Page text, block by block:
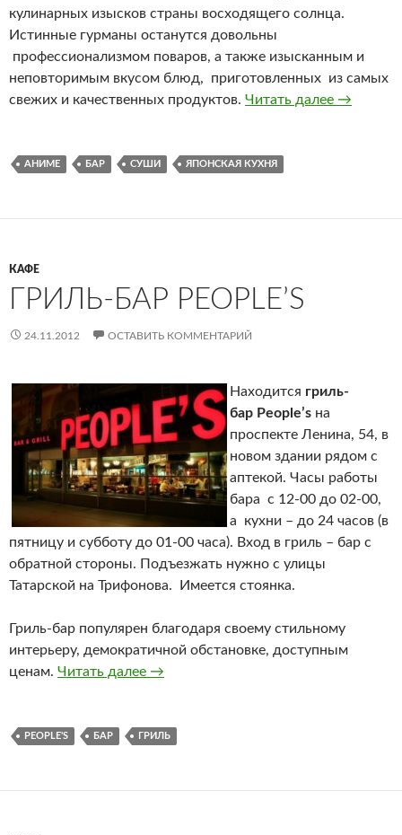
кулинарных изысков страны восходящего солнца.
Истинные гурманы останутся довольны
профессионализмом поваров, а также изысканным и
неповторимым вкусом блюд, приготовленных из самых
свежих и качественных продуктов. Читать далее Суши-
→
АНИМЕ БАР СУШИ ЯПОНСКАЯ КУХНЯ
КАФЕ
ГРИЛЬ-БАР PEOPLE’S
24.11.2012 ОСТАВИТЬ КОММЕНТАРИЙ
Находится гриль-
бар People’s на
проспекте Ленина, 54, в
новом здании рядом с
аптекой. Часы работы
бара с 12-00 до 02-00,
а кухни – до 24 часов (в
пятницу и субботу до 01-00 часа). Вход в гриль – бар с
обратной стороны. Подъезжать нужно с улицы
Татарской на Трифонова. Имеется стоянка.
Гриль-бар популярен благодаря своему стильному
интерьеру, демократичной обстановке, доступным
ценам. Читать далее Гриль-бар People’s
→
PEOPLE'S БАР ГРИЛЬ